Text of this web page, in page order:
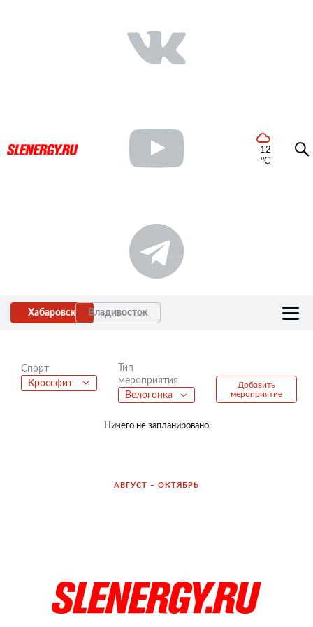
12
°C
Хабаровск Владивосток
Спорт
Кроссфит
Тип
мероприятия
Велогонка
Добавить
мероприятие
Ничего не запланировано
АВГУСТ – ОКТЯБРЬ